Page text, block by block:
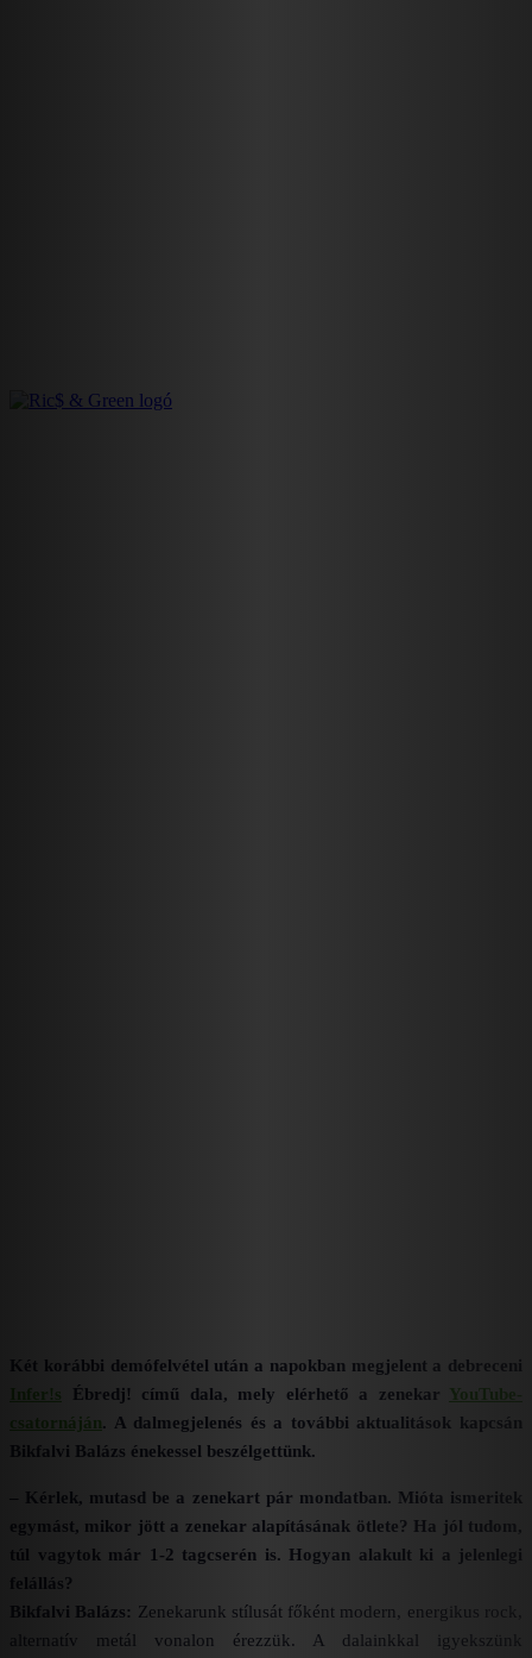
Két korábbi demófelvétel után a napokban megjelent a debreceni
Infer!s Ébredj! című dala, mely elérhető a zenekar YouTube-
csatornáján. A dalmegjelenés és a további aktualitások kapcsán
Bikfalvi Balázs énekessel beszélgettünk.
– Kérlek, mutasd be a zenekart pár mondatban. Mióta ismeritek
egymást, mikor jött a zenekar alapításának ötlete? Ha jól tudom,
túl vagytok már 1-2 tagcserén is. Hogyan alakult ki a jelenlegi
felállás?
Bikfalvi Balázs: Zenekarunk stílusát főként modern, energikus rock,
alternatív metál vonalon érezzük. A dalainkkal igyekszünk